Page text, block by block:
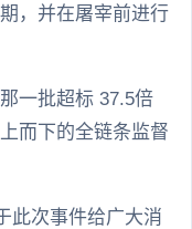
，并在屠宰前进行
一批超标 37.5倍
而下的全链条监督
此次事件给广大消